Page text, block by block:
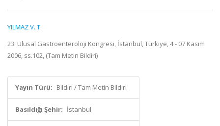
YILMAZ V. T.
23. Ulusal Gastroenteroloji Kongresi, İstanbul, Türkiye, 4 - 07 Kasım
2006, ss.102, (Tam Metin Bildiri)
Yayın Türü: Bildiri / Tam Metin Bildiri
Basıldığı Şehir: İstanbul